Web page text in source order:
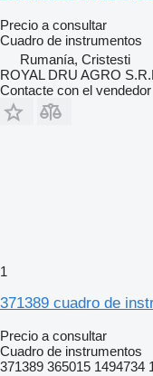
Precio a consultar
Cuadro de instrumentos
Rumanía, Cristesti
ROYAL DRU AGRO
Contacte con el vendedor
1
371389 cuadro de
Precio a consultar
Cuadro de instrumentos
371389 365015 1494734